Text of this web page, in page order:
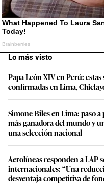
Lo más visto
Papa León XIV en Perú:
confirmadas en Lima,
Simone Biles en Lima: paso
más ganadora del mundo y
una selección nacional
Aerolíneas responden a LAP
internacionales: “Una
desventaja competitiva de